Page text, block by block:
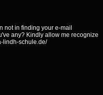
not in finding your e-mail
any? Kindly allow me recognize
lindh-schule.de/